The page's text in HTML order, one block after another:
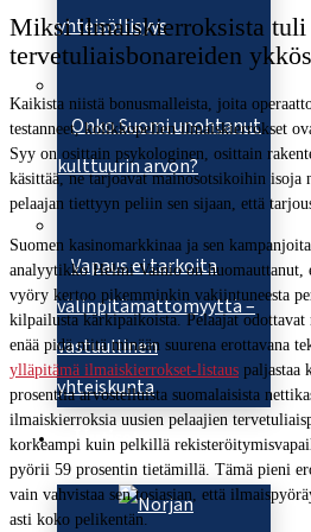
yhteisöllisyys
Onko Suomi unohtanut
kulttuurin arvon?
Vapaus ei tarkoita
välinpitämättömyyttä –
vastuullinen
yhteiskunta
Uutiset
Miksi ilmaiskierroksista tuli
tervetuliaisbonareiden
Kaikista niistä bonusmalleista, joita
testanneet, kolikkopelien ilmaiskierrokset
Syy on osittain psykologinen, osittain
käsittää, ne tarjoavat mainosotsikoihin isoja
pelaajan tiettyyn peliin sen sijaan, että
Suomen kasinomarkkinaa ja sen
analyytikko Helmi Vainio on huomauttanut,
vyöry kertoo pikemminkin vakiintuneesta
kilpailusta kärkipaikoista. Pelaajat
enää pidä niitä minään suurena erottavana
ylläpitämä ilmaiskierrokset-listaus paljastaa
prosenttia arvostelluista suomalaisista
ilmaiskierroksia uusien pelaajien
korkeampi kuin pelkillä
pyörii 59 prosentin tietämillä. Tämä pieni
vain vahvistaa sen tosiasian, että
asti koko pelikentän.